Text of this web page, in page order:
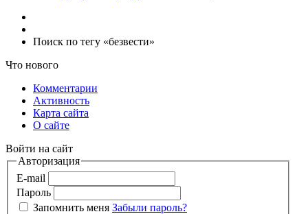
Поиск по тегу «безвести»
Что нового
Комментарии
Активность
Карта сайта
О сайте
Войти на сайт
Авторизация
E-mail
Пароль
Запомнить меня Забыли пароль?